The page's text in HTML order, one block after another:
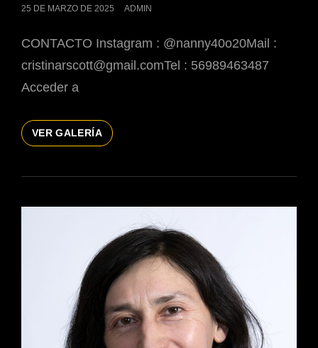
PUBLICADO
25 DE MARZO DE 2025 ADMIN
CONTACTO Instagram : @nanny40o20Mail :
cristinarscott@gmail.comTel : 56989463487
Acceder a
VER GALERÍACRISTINA
REYES